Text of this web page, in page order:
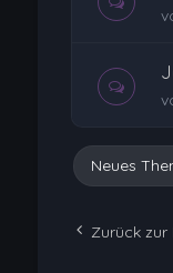
Neues
Zurück